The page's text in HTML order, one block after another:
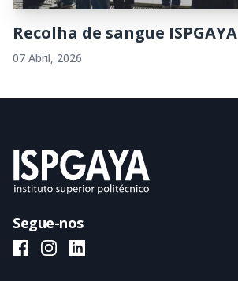
Recolha de sangue ISPGAYA
07 Abril, 2026
Segue-nos
ISPGAYA Facebook
ISPGAYA Instagram
ISPGAYA LinkedIn